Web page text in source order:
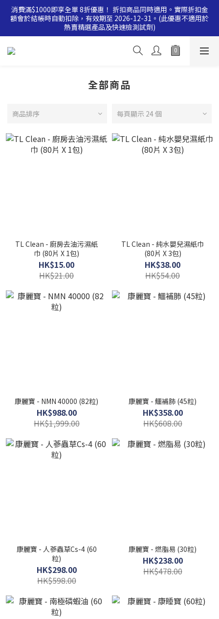
消費滿$500即享全單 9 折優惠！折扣商品同時適用。實際折扣金
額會於結帳時自動扣除，有效期至 2026-12-31。(此優惠不適用於
熱賣精選產品及快速檢測試劑)
消費滿$1000即享全單 8折優惠！ 折扣商品同時適用。實際折扣金
額會於結帳時自動扣除，有效期至 2026-12-31。(此優惠不適用於
熱賣精選產品及快速檢測試劑)
消費滿$500即享全單 9 折優惠！折扣商品同時適用。實際折扣金
額會於結帳時自動扣除，有效期至 2026-12-31。(此優惠不適用於
全部商品
商品排序 每頁顯示 24 個
TL Clean - 廚房去油污濕紙
巾 (80片 X 1包)
HK$15.00
HK$21.00
TL Clean - 純水嬰兒濕紙巾
(80片 X 3包)
HK$38.00
HK$54.00
康麗寶 - NMN 40000 (82粒)
HK$988.00
HK$1,999.00
康麗寶 - 鱷補肺 (45粒)
HK$358.00
HK$608.00
康麗寶 - 人蔘蟲草Cs-4 (60
粒)
HK$298.00
HK$598.00
康麗寶 - 燃脂易 (30粒)
HK$238.00
HK$478.00